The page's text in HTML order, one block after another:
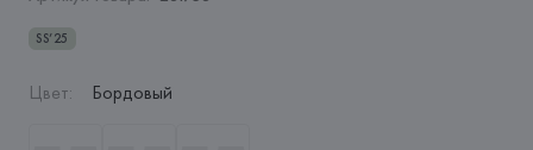
SS’25
Цвет: Бордовый